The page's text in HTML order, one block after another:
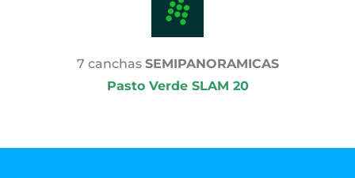
7 canchas SEMIPANORAMICAS
Pasto Verde SLAM 20